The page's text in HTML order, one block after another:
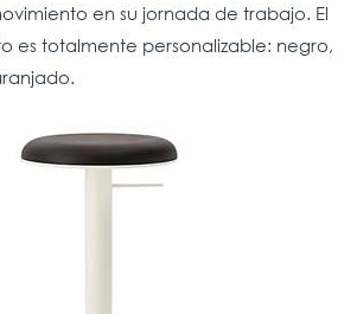
en su jornada de trabajo. El
es totalmente personalizable: negro,